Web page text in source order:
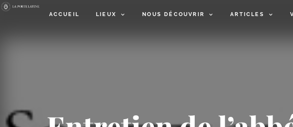
ACCUEIL LIEUX NOUS DÉCOUVRIR ARTICLES